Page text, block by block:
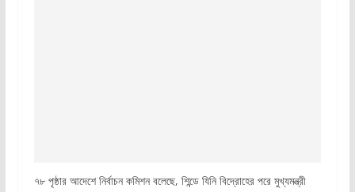
৭৮ পৃষ্ঠার আদেশে নির্বাচন কমিশন বলেছে, শিন্ডে যিনি বিদ্রোহের পরে মুখ্যমন্ত্রী